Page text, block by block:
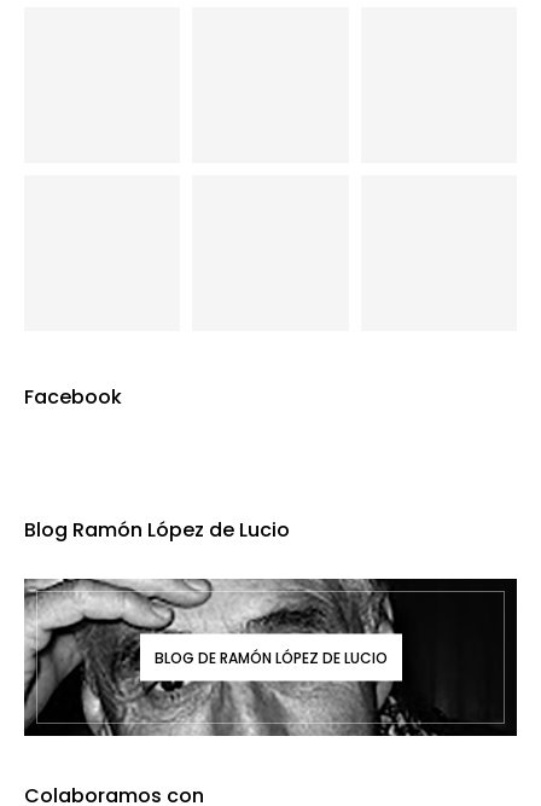
Facebook
Blog Ramón López de Lucio
BLOG DE RAMÓN LÓPEZ DE LUCIO
Colaboramos con